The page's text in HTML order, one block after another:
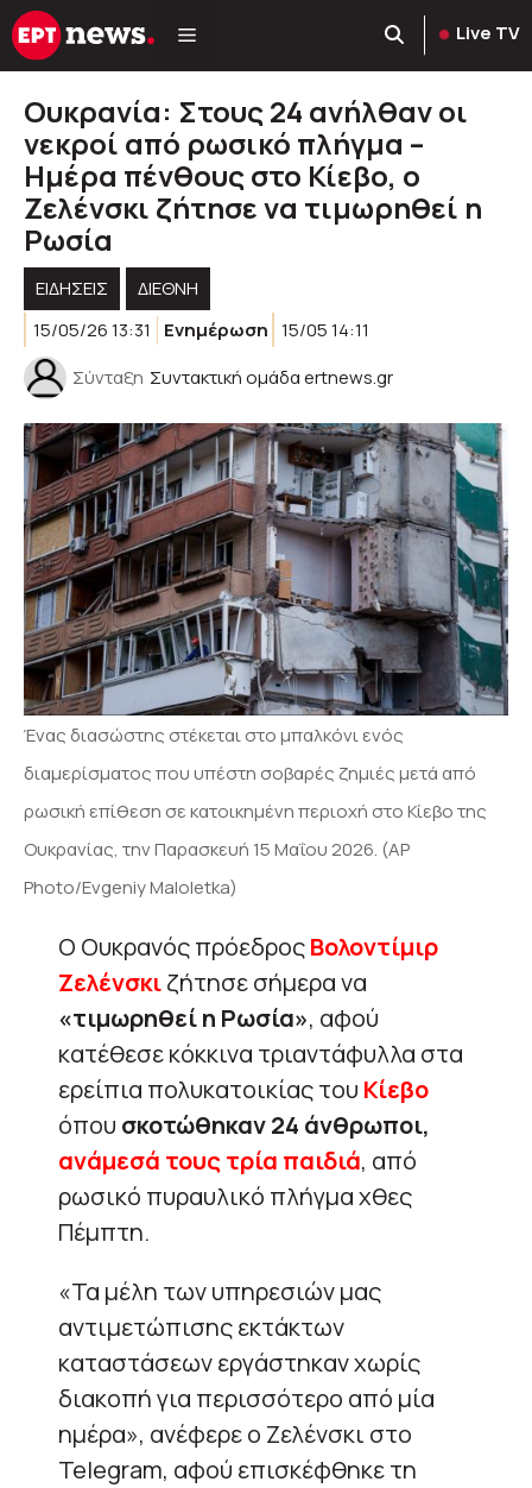
Μετάβαση
σε
Live TV
Ουκρανία: Στους 24 ανήλθαν οι
νεκροί από ρωσικό πλήγμα –
Ημέρα πένθους στο Κίεβο, ο
Ζελένσκι ζήτησε να τιμωρηθεί η
Ρωσία
ΕΙΔΗΣΕΙΣ
ΔΙΕΘΝΗ
15/05/26 13:31
Ενημέρωση 15/05 14:11
Σύνταξη Συντακτική ομάδα ertnews.gr
Ένας διασώστης στέκεται στο μπαλκόνι ενός
διαμερίσματος που υπέστη σοβαρές ζημιές μετά από
ρωσική επίθεση σε κατοικημένη περιοχή στο Κίεβο της
Ουκρανίας, την Παρασκευή 15 Μαΐου 2026. (AP
Photo/Evgeniy Maloletka)
Ο Ουκρανός πρόεδροςΒολοντίμιρ
Ζελένσκιζήτησε σήμερα να
«τιμωρηθεί η Ρωσία», αφού
κατέθεσε κόκκινα τριαντάφυλλα στα
ερείπια πολυκατοικίας του Κίεβο
όπου σκοτώθηκαν 24 άνθρωποι,
ανάμεσά τους τρία παιδιά, από
ρωσικό πυραυλικό πλήγμα χθες
Πέμπτη.
«Τα μέλη των υπηρεσιών μας
αντιμετώπισης εκτάκτων
καταστάσεων εργάστηκαν χωρίς
διακοπή για περισσότερο από μία
ημέρα», ανέφερε ο Ζελένσκι στο
Telegram, αφού επισκέφθηκε τη